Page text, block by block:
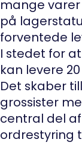
mange
på
forventede
I stedet for at
kan levere
Det skaber
grossister
central del
ordrestyring